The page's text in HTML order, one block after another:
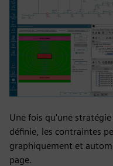
Une fois qu'une
définie, les contraintes
graphiquement et
page.